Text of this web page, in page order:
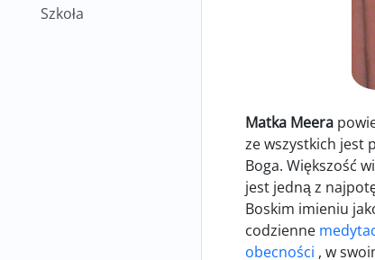
Szkoła
Matka Meera
ze wszystkich jest
Boga. Większość
jest jedną z
Boskim imieniu
codzienne
obecności , w